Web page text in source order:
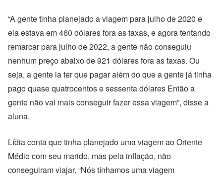
“A gente tinha planejado a viagem para julho de 2020 e
ela estava em 460 dólares fora as taxas, e agora tentando
remarcar para julho de 2022, a gente não conseguiu
nenhum preço abaixo de 921 dólares fora as taxas. Ou
seja, a gente ia ter que pagar além do que a gente já tinha
pago quase quatrocentos e sessenta dólares Então a
gente não vai mais conseguir fazer essa viagem”, disse a
aluna.
Lídia conta que tinha planejado uma viagem ao Oriente
Médio com seu marido, mas pela inflação, não
conseguiram viajar. “Nós tínhamos uma viagem